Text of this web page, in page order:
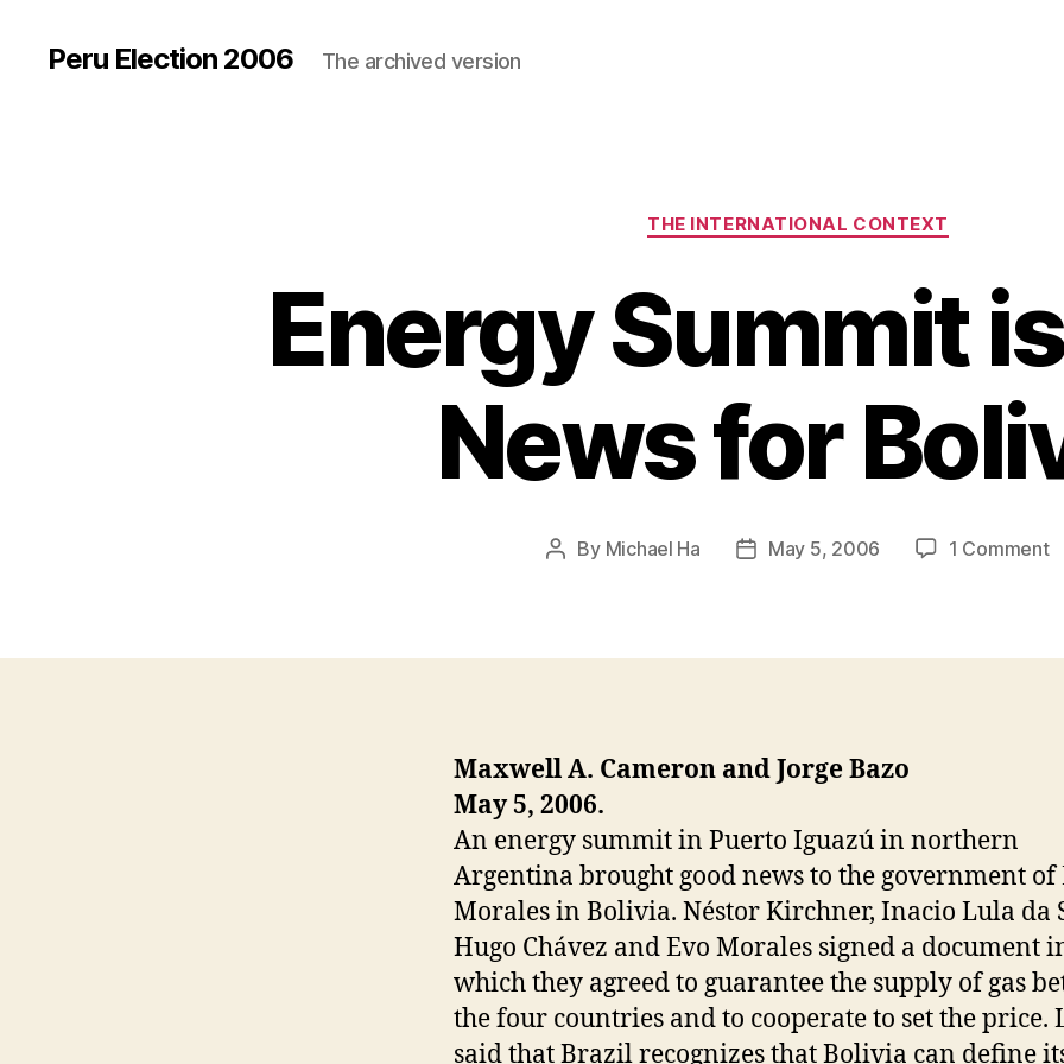
Peru Election 2006 The archived version
Categories
THE INTERNATIONAL CONTEXT
Energy Summit
News for
Post
By Michael Ha
PostMay 5, 2006 1 Commenton
Maxwell A. Cameron and Jorge Bazo
May 5, 2006.
An energy summit in Puerto Iguazú in northern
Argentina brought good news to the government of
Morales in Bolivia. Néstor Kirchner, Inacio Lula da
Hugo Chávez and Evo Morales signed a document
which they agreed to guarantee the supply of gas
the four countries and to cooperate to set the price.
said that Brazil recognizes that Bolivia can define